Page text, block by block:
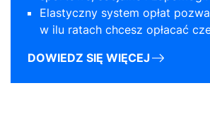
Elastyczny system opłat
w ilu ratach chcesz opłacać
DOWIEDZ SIĘ WIĘCEJ